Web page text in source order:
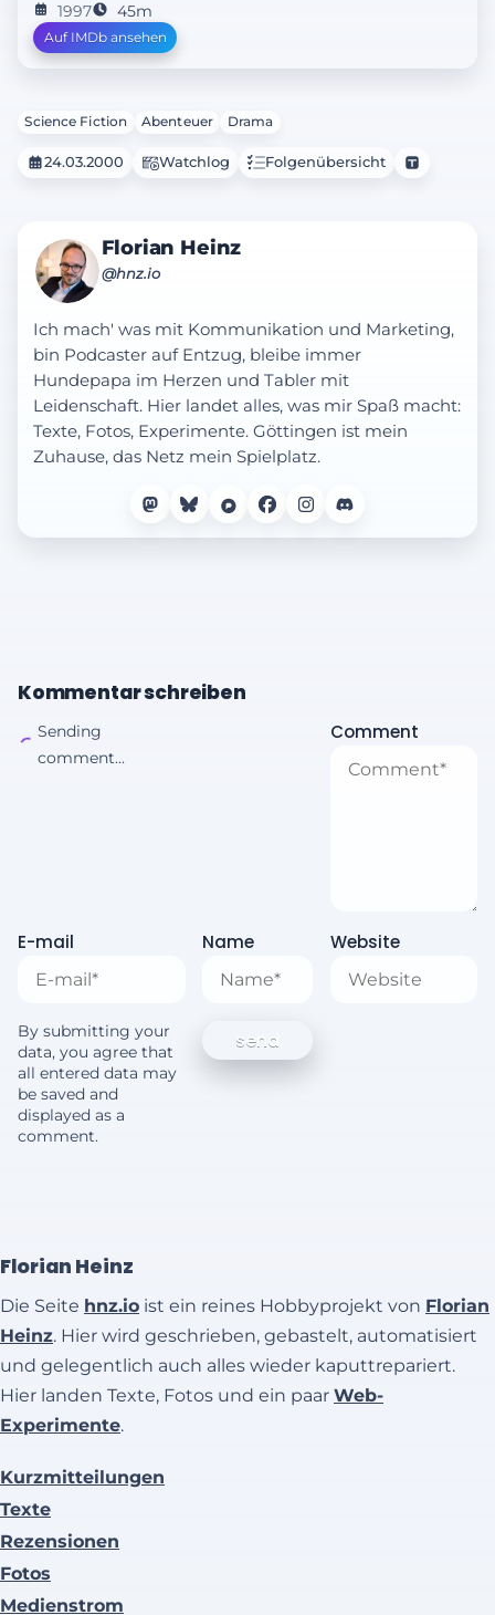
1997 45m
Auf IMDb ansehen
Science Fiction Abenteuer Drama
24.03.2000 Watchlog Folgenübersicht
Florian Heinz
@hnz.io
Ich mach' was mit Kommunikation und Marketing,
bin Podcaster auf Entzug, bleibe immer
Hundepapa im Herzen und Tabler mit
Leidenschaft. Hier landet alles, was mir Spaß macht:
Texte, Fotos, Experimente. Göttingen ist mein
Zuhause, das Netz mein Spielplatz.
Kommentar schreiben
Sending
comment...
Comment
E-mail Name Website
By submitting your
data, you agree that
all entered data may
be saved and
displayed as a
comment.
Florian Heinz
Die Seite hnz.io ist ein reines Hobbyprojekt von Florian
Heinz. Hier wird geschrieben, gebastelt, automatisiert
und gelegentlich auch alles wieder kaputtrepariert.
Hier landen Texte, Fotos und ein paar Web-
Experimente.
Kurzmitteilungen
Texte
Rezensionen
Fotos
Medienstrom